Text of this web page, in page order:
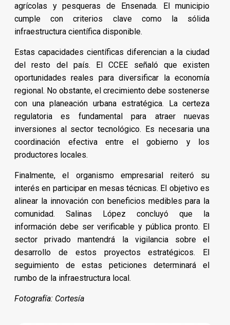
agrícolas y pesqueras de Ensenada. El municipio
cumple con criterios clave como la sólida
infraestructura científica disponible.
Estas capacidades científicas diferencian a la ciudad
del resto del país. El CCEE señaló que existen
oportunidades reales para diversificar la economía
regional. No obstante, el crecimiento debe sostenerse
con una planeación urbana estratégica. La certeza
regulatoria es fundamental para atraer nuevas
inversiones al sector tecnológico. Es necesaria una
coordinación efectiva entre el gobierno y los
productores locales.
Finalmente, el organismo empresarial reiteró su
interés en participar en mesas técnicas. El objetivo es
alinear la innovación con beneficios medibles para la
comunidad. Salinas López concluyó que la
información debe ser verificable y pública pronto. El
sector privado mantendrá la vigilancia sobre el
desarrollo de estos proyectos estratégicos. El
seguimiento de estas peticiones determinará el
rumbo de la infraestructura local.
Fotografía: Cortesía